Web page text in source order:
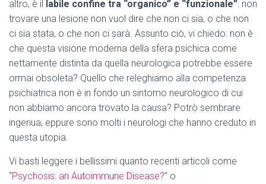
altro, è il labile confine tra “organico” e “funzionale”: non
trovare una lesione non vuol dire che non ci sia, o che non
ci sia stata, o che non ci sarà. Assunto ciò, vi chiedo: non è
che questa visione moderna della sfera psichica come
nettamente distinta da quella neurologica potrebbe essere
ormai obsoleta? Quello che releghiamo alla competenza
psichiatrica non è in fondo un sintomo neurologico di cui
non abbiamo ancora trovato la causa? Potrò sembrare
ingenua, eppure sono molti i neurologi che hanno creduto in
questa utopia.
Vi basti leggere i bellissimi quanto recenti articoli come
“Psychosis: an Autoimmune Disease?” o